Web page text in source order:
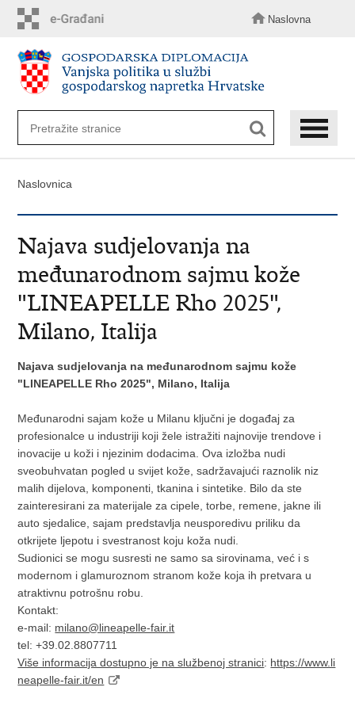
sadržaj
Naslovna
Naslovnica
Najava sudjelovanja na
međunarodnom sajmu kože
"LINEAPELLE Rho 2025",
Milano, Italija
Najava sudjelovanja na međunarodnom sajmu kože
"LINEAPELLE Rho 2025", Milano, Italija
Međunarodni sajam kože u Milanu ključni je događaj za
profesionalce u industriji koji žele istražiti najnovije trendove i
inovacije u koži i njezinim dodacima. Ova izložba nudi
sveobuhvatan pogled u svijet kože, sadržavajući raznolik niz
malih dijelova, komponenti, tkanina i sintetike. Bilo da ste
zainteresirani za materijale za cipele, torbe, remene, jakne ili
auto sjedalice, sajam predstavlja neusporedivu priliku da
otkrijete ljepotu i svestranost koju koža nudi.
Sudionici se mogu susresti ne samo sa sirovinama, već i s
modernom i glamuroznom stranom kože koja ih pretvara u
atraktivnu potrošnu robu.
Kontakt:
e-mail: milano@lineapelle-fair.it
tel: +39.02.8807711
Više informacija dostupno je na službenoj stranici: https://www.li
neapelle-fair.it/en